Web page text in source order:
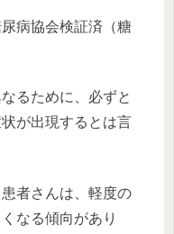
病協会検証済（糖
るために、必ずと
が出現するとは言
者さんは、軽度の
なる傾向があり